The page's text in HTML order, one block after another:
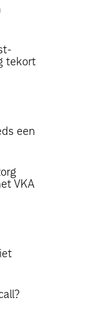
tekort
een
VKA